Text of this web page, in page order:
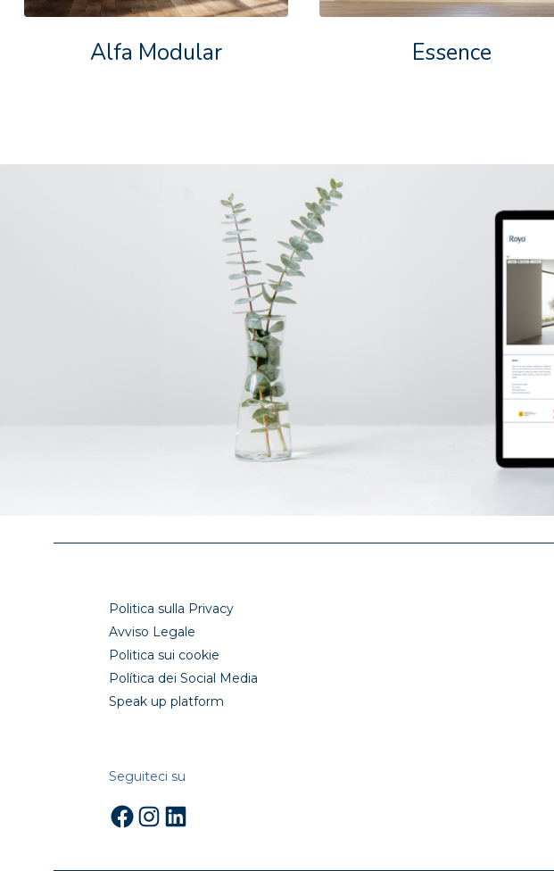
Alfa Modular Essence
Politica sulla Privacy
Avviso Legale
Politica sui cookie
Política dei Social Media
Speak up platform
Seguiteci su
Facebook
Instagram
LinkedIn